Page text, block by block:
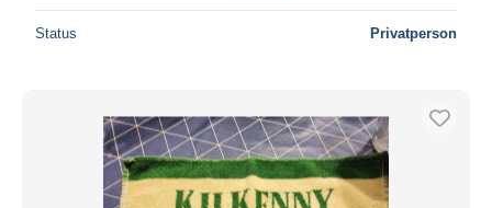
Status Privatperson